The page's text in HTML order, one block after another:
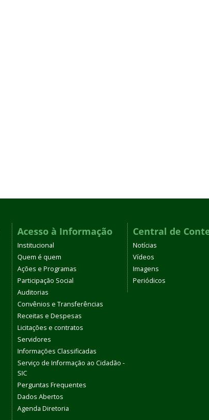
Acesso à Informação
Institucional
Quem é quem
Ações e Programas
Participação Social
Auditorias
Convênios e Transferências
Receitas e Despesas
Licitações e contratos
Servidores
Informações Classificadas
Serviço de Informação ao Cidadão -
SIC
Perguntas Frequentes
Dados Abertos
Agenda Diretoria
Central de
Notícias
Vídeos
Imagens
Periódicos